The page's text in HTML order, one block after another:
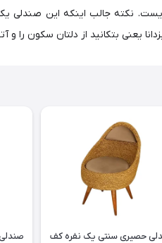
نکته جالب اینکه این صندلی
یعنی بتکانید از دلتان سکون را و
حصیری سنتی یک نفره کف